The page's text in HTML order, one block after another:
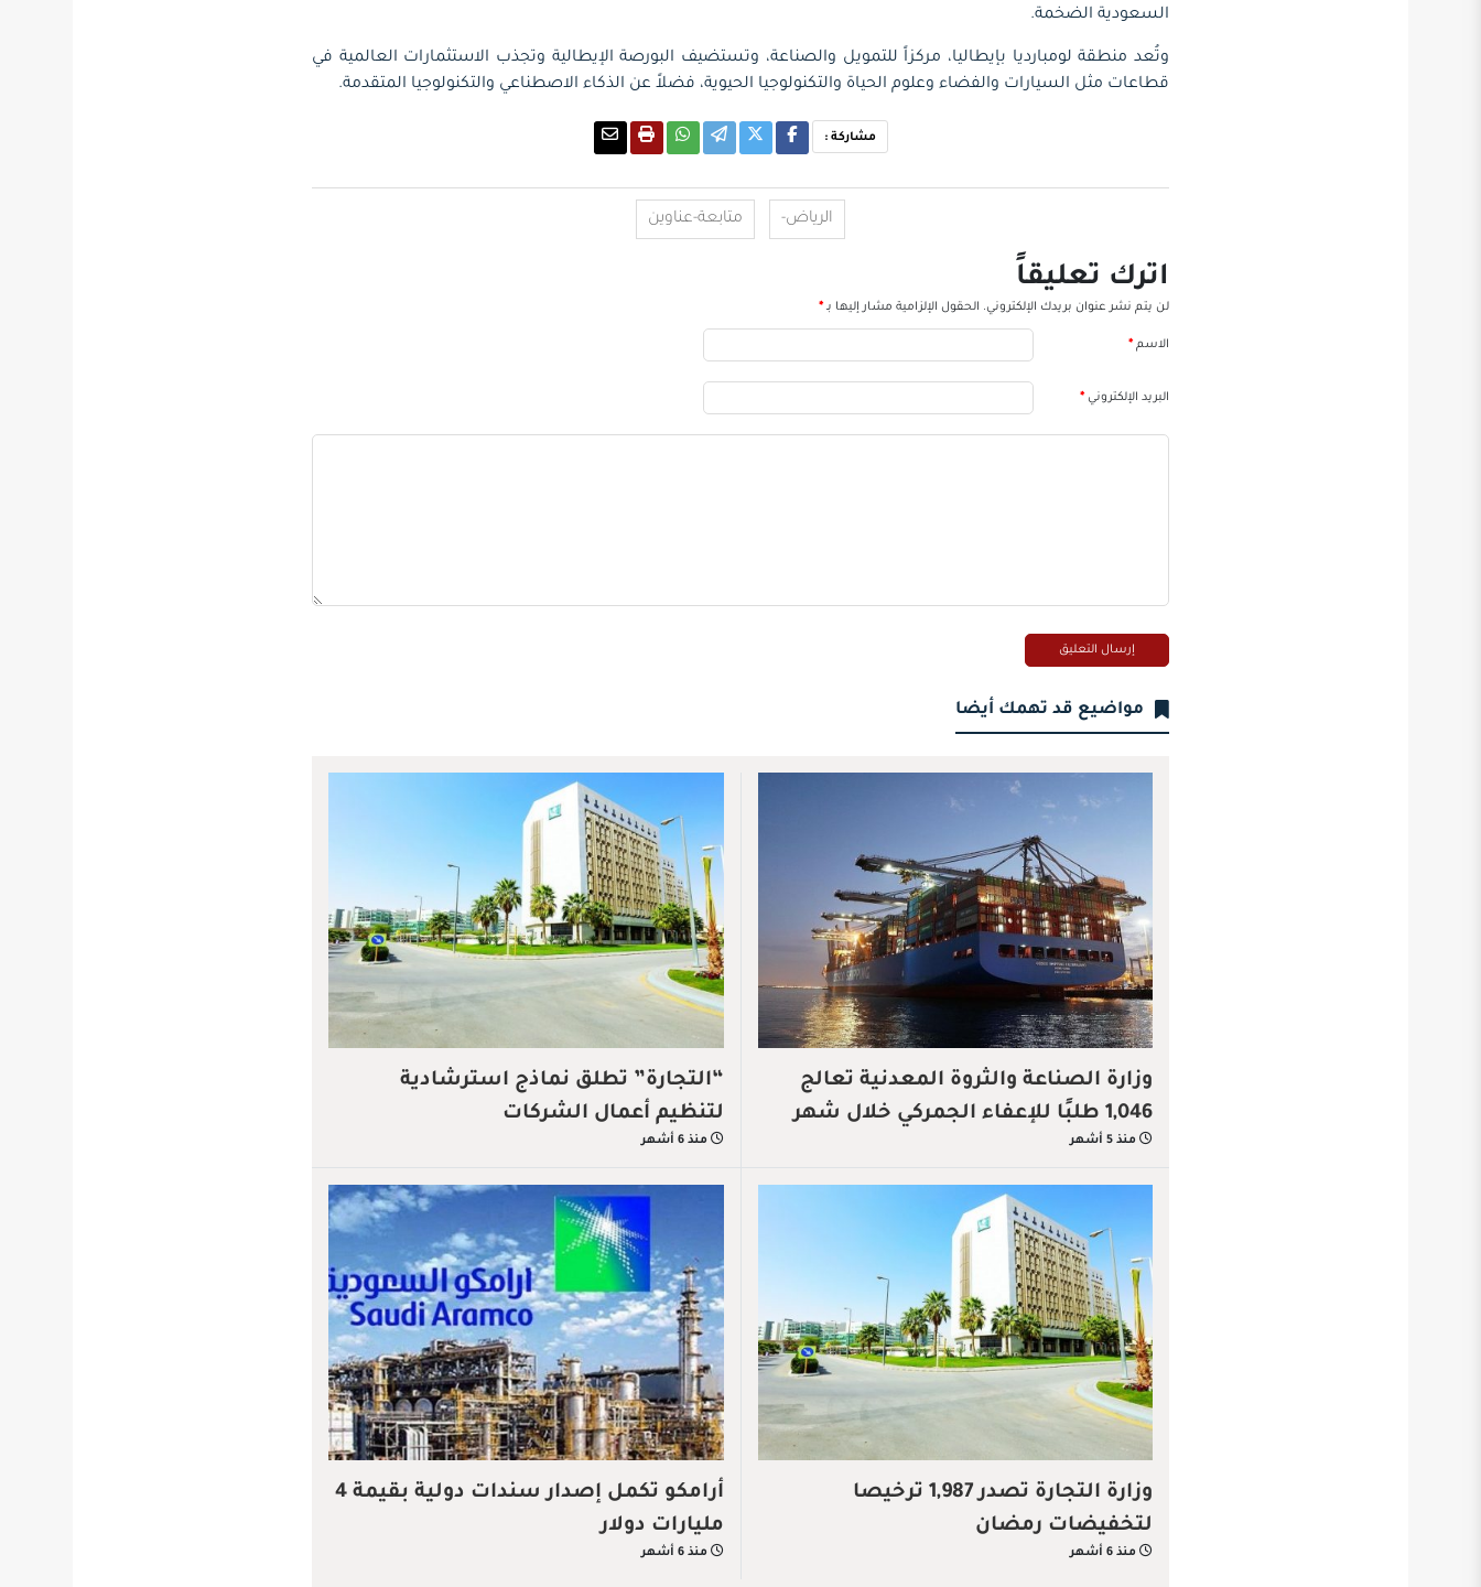
السعودية الضخمة.
وتُعد منطقة لومبارديا بإيطاليا، مركزاً للتمويل والصناعة، وتستضيف البورصة الإيطالية وتجذب الاستثمارات العالمية في
قطاعات مثل السيارات والفضاء وعلوم الحياة والتكنولوجيا الحيوية، فضلاً عن الذكاء الاصطناعي والتكنولوجيا المتقدمة.
مشاركة :
الرياض- متابعة-عناوين
اترك تعليقاً
لن يتم نشر عنوان بريدك الإلكتروني. الحقول الإلزامية مشار إليها بـ *
الاسم *
البريد الإلكتروني *
مواضيع قد تهمك أيضا
وزارة الصناعة والثروة المعدنية تعالج
1,046 طلبًا للإعفاء الجمركي خلال شهر
منذ 5 أشهر
“التجارة” تطلق نماذج استرشادية
لتنظيم أعمال الشركات
منذ 6 أشهر
وزارة التجارة تصدر 1,987 ترخيصا
لتخفيضات رمضان
منذ 6 أشهر
أرامكو تكمل إصدار سندات دولية بقيمة 4
مليارات دولار
منذ 6 أشهر